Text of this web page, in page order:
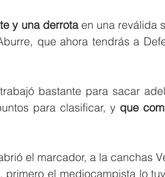
y una derrota en una reválida
que ahora tendrás a
bastante para sacar
para clasificar, y que
el marcador, a la canchas
primero el mediocampista lo